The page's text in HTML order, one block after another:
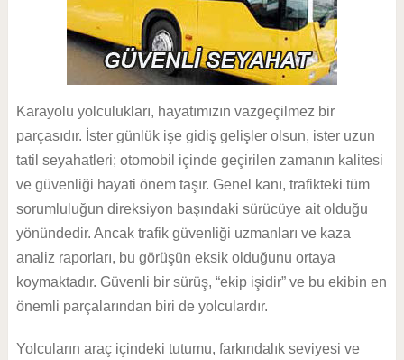
Karayolu yolculukları, hayatımızın vazgeçilmez bir
parçasıdır. İster günlük işe gidiş gelişler olsun, ister uzun
tatil seyahatleri; otomobil içinde geçirilen zamanın kalitesi
ve güvenliği hayati önem taşır. Genel kanı, trafikteki tüm
sorumluluğun direksiyon başındaki sürücüye ait olduğu
yönündedir. Ancak trafik güvenliği uzmanları ve kaza
analiz raporları, bu görüşün eksik olduğunu ortaya
koymaktadır. Güvenli bir sürüş, “ekip işidir” ve bu ekibin en
önemli parçalarından biri de yolculardır.
Yolcuların araç içindeki tutumu, farkındalık seviyesi ve